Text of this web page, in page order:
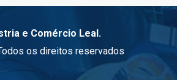
e Comércio Leal.
os direitos reservados